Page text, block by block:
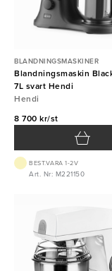
BLANDNINGSMASKINER
Blandningsmaskin
7L svart Hendi
Hendi
8 700 kr/st
BEST.VARA 1-2V
Art. Nr: M221150